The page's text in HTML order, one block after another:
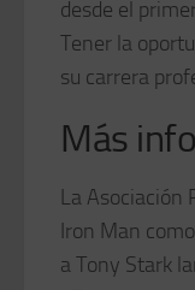
desde el
Tener la
su carrera
Más
La Asociación
Iron Man
a Tony Stark